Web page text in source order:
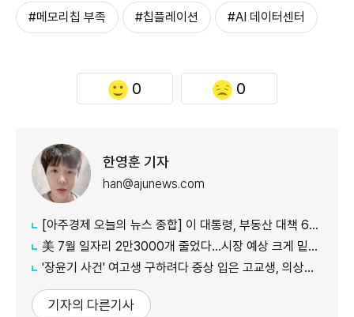
#메모리칩 부족 #칩플레이션 #AI 데이터센터
0 0
한영훈 기자
han@ajunews.com
[아주경제 오늘의 뉴스 종합] 이 대통령, 부동산 대책 6시간 점검…"기존 방식 벗어나 과감히 실행" 外
美 7월 일자리 2만3000개 줄었다…시장 예상 크게 밑돈 '고용 쇼크'
'장윤기 사건' 여고생 구하려다 중상 입은 고교생, 의상자 인정
기자의 다른기사